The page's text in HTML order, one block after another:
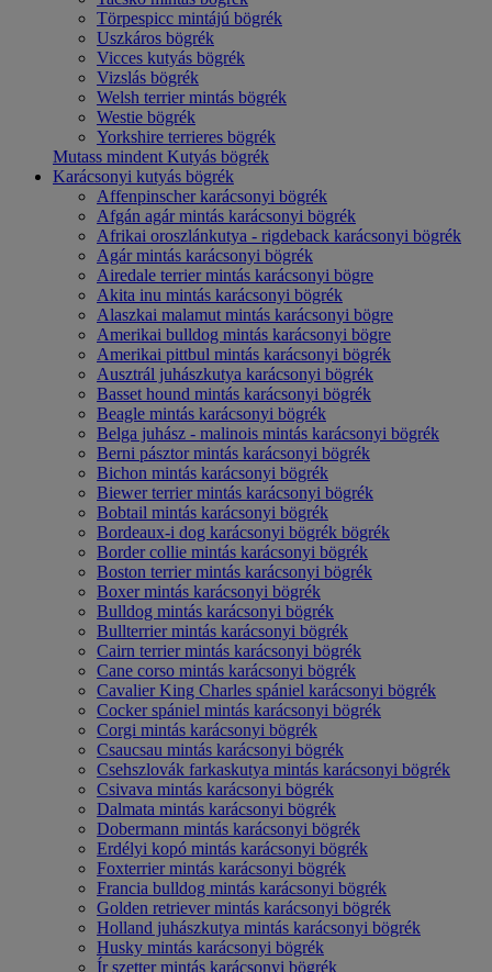
Törpespicc mintájú bögrék
Uszkáros bögrék
Vicces kutyás bögrék
Vizslás bögrék
Welsh terrier mintás bögrék
Westie bögrék
Yorkshire terrieres bögrék
Mutass mindent Kutyás bögrék
Karácsonyi kutyás bögrék
Affenpinscher karácsonyi bögrék
Afgán agár mintás karácsonyi bögrék
Afrikai oroszlánkutya - rigdeback karácsonyi bögrék
Agár mintás karácsonyi bögrék
Airedale terrier mintás karácsonyi bögre
Akita inu mintás karácsonyi bögrék
Alaszkai malamut mintás karácsonyi bögre
Amerikai bulldog mintás karácsonyi bögre
Amerikai pittbul mintás karácsonyi bögrék
Ausztrál juhászkutya karácsonyi bögrék
Basset hound mintás karácsonyi bögrék
Beagle mintás karácsonyi bögrék
Belga juhász - malinois mintás karácsonyi bögrék
Berni pásztor mintás karácsonyi bögrék
Bichon mintás karácsonyi bögrék
Biewer terrier mintás karácsonyi bögrék
Bobtail mintás karácsonyi bögrék
Bordeaux-i dog karácsonyi bögrék bögrék
Border collie mintás karácsonyi bögrék
Boston terrier mintás karácsonyi bögrék
Boxer mintás karácsonyi bögrék
Bulldog mintás karácsonyi bögrék
Bullterrier mintás karácsonyi bögrék
Cairn terrier mintás karácsonyi bögrék
Cane corso mintás karácsonyi bögrék
Cavalier King Charles spániel karácsonyi bögrék
Cocker spániel mintás karácsonyi bögrék
Corgi mintás karácsonyi bögrék
Csaucsau mintás karácsonyi bögrék
Csehszlovák farkaskutya mintás karácsonyi bögrék
Csivava mintás karácsonyi bögrék
Dalmata mintás karácsonyi bögrék
Dobermann mintás karácsonyi bögrék
Erdélyi kopó mintás karácsonyi bögrék
Foxterrier mintás karácsonyi bögrék
Francia bulldog mintás karácsonyi bögrék
Golden retriever mintás karácsonyi bögrék
Holland juhászkutya mintás karácsonyi bögrék
Husky mintás karácsonyi bögrék
Ír szetter mintás karácsonyi bögrék